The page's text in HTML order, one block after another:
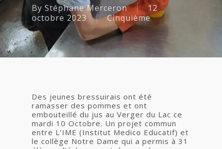
By Stéphane Merceron
12
octobre 2023
Cinquième
Des jeunes bressuirais ont été
ramasser des pommes et ont
embouteillé du jus au Verger du Lac ce
mardi 10 Octobre. Un projet commun
entre L’IME (Institut Medico Educatif) et
le collège Notre Dame qui a permis à 31